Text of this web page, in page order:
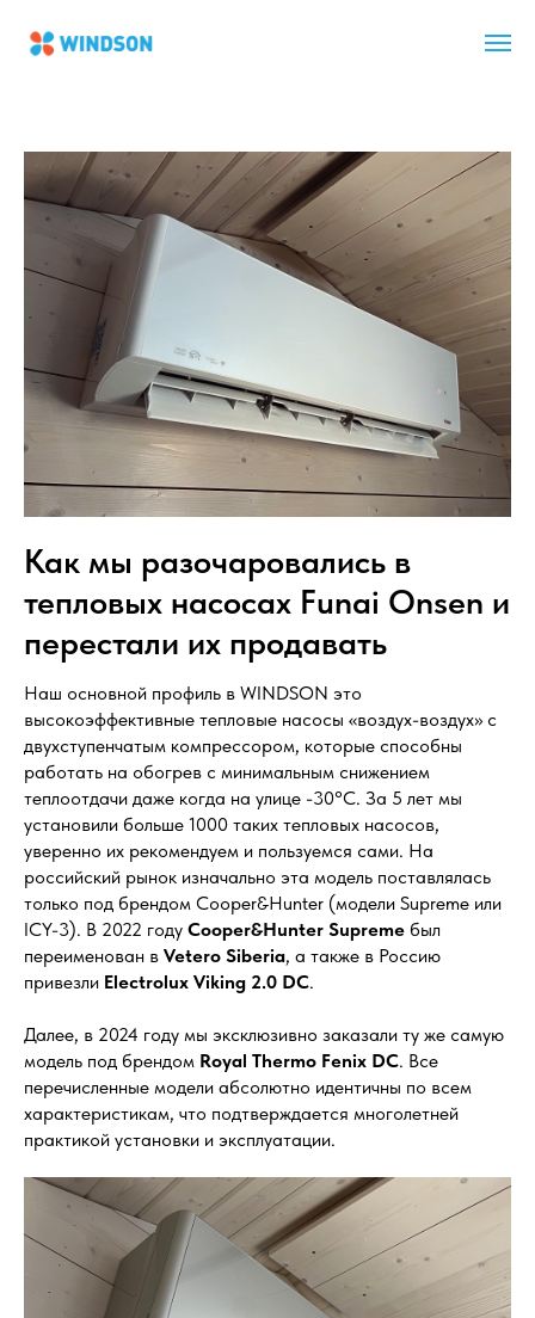
Главная
Funai Onsen и перестали их продавать
Как мы разочаровались в
тепловых насосах Funai Onsen и
перестали их продавать
Наш основной профиль в WINDSON это
высокоэффективные тепловые насосы «воздух-воздух» с
двухступенчатым компрессором, которые способны
работать на обогрев с минимальным снижением
теплоотдачи даже когда на улице -30°C. За 5 лет мы
установили больше 1000 таких тепловых насосов,
уверенно их рекомендуем и пользуемся сами. На
российский рынок изначально эта модель поставлялась
только под брендом Cooper&Hunter (модели Supreme или
ICY-3). В 2022 году Cooper&Hunter Supreme был
переименован в Vetero Siberia, а также в Россию
привезли Electrolux Viking 2.0 DC.
Далее, в 2024 году мы эксклюзивно заказали ту же самую
модель под брендом Royal Thermo Fenix DC. Все
перечисленные модели абсолютно идентичны по всем
характеристикам, что подтверждается многолетней
практикой установки и эксплуатации.